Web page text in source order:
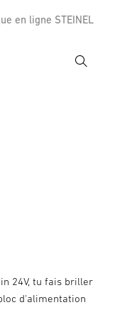
en ligne STEINEL
24V, tu fais briller
d'alimentation